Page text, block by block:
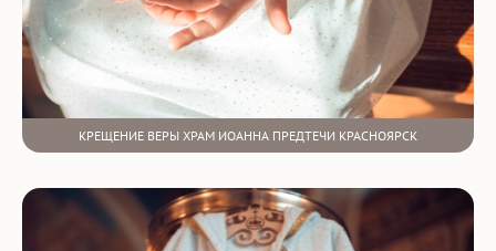
КРЕЩЕНИЕ ВЕРЫ ХРАМ ИОАННА ПРЕДТЕЧИ КРАСНОЯРСК